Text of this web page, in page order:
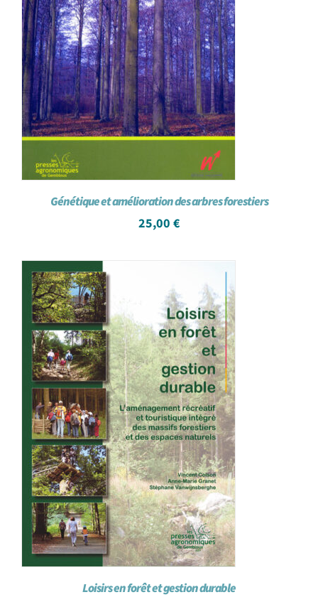
Génétique et amélioration des arbres forestiers
25,00 €
Loisirs en forêt et gestion durable